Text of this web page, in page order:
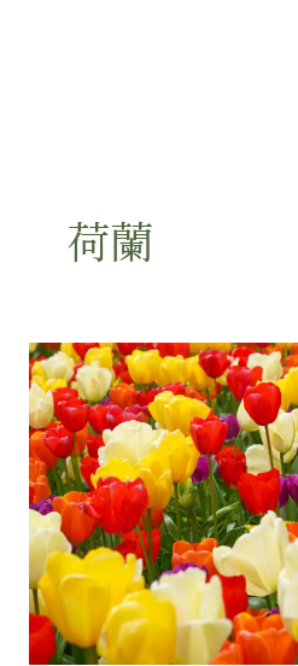
荷蘭
［純
資
料
好
無
聊］
大
麻
以
外